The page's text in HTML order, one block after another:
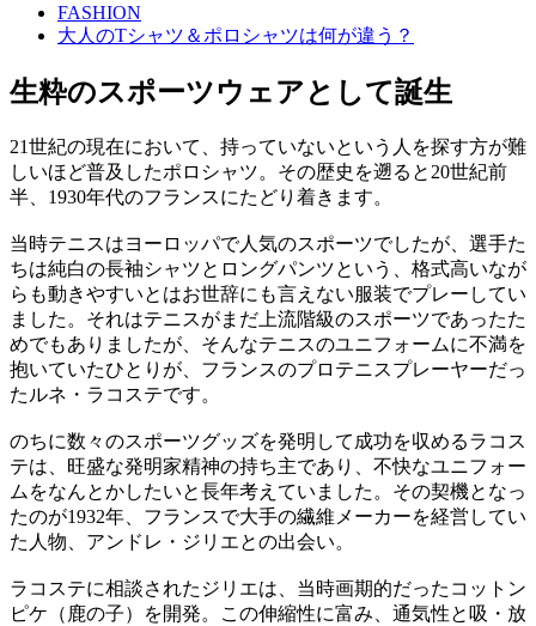
FASHION
大人のTシャツ＆ポロシャツは何が違う？
生粋のスポーツウェアとして誕生
21世紀の現在において、持っていないという人を探す方が難
しいほど普及したポロシャツ。その歴史を遡ると20世紀前
半、1930年代のフランスにたどり着きます。
当時テニスはヨーロッパで人気のスポーツでしたが、選手た
ちは純白の長袖シャツとロングパンツという、格式高いなが
らも動きやすいとはお世辞にも言えない服装でプレーしてい
ました。それはテニスがまだ上流階級のスポーツであったた
めでもありましたが、そんなテニスのユニフォームに不満を
抱いていたひとりが、フランスのプロテニスプレーヤーだっ
たルネ・ラコステです。
のちに数々のスポーツグッズを発明して成功を収めるラコス
テは、旺盛な発明家精神の持ち主であり、不快なユニフォー
ムをなんとかしたいと長年考えていました。その契機となっ
たのが1932年、フランスで大手の繊維メーカーを経営してい
た人物、アンドレ・ジリエとの出会い。
ラコステに相談されたジリエは、当時画期的だったコットン
ピケ（鹿の子）を開発。この伸縮性に富み、通気性と吸・放